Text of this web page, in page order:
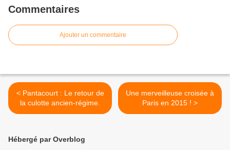
Commentaires
Ajouter un commentaire
< Pantacourt : Le retour de
la culotte ancien-régime.
Une merveilleuse croisée à
Paris en 2015 ! >
Hébergé par Overblog